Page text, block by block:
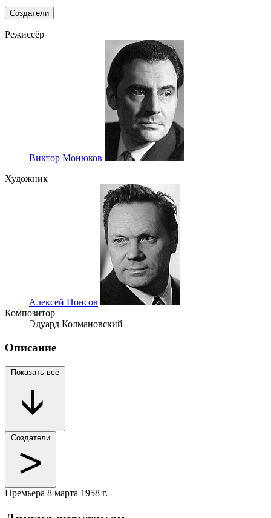
Создатели
Режиссёр
Виктор Монюков
Художник
Алексей Понсов
Композитор
Эдуард Колмановский
Описание
Показать всё
Создатели
Премьера 8 марта 1958 г.